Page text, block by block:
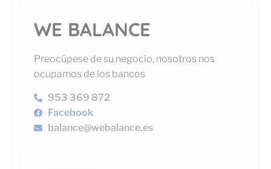
WE BALANCE
Preocúpese de su negocio, nosotros nos
ocupamos de los bancos
953 369 872
Facebook
balance@webalance.es